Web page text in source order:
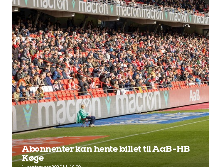
Abonnenter kan hente billet til AaB-HB
Køge